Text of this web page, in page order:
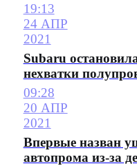
19:13
24 АПР
2021
Subaru
нехватки
09:28
20 АПР
2021
Впервые назван
автопрома из-за